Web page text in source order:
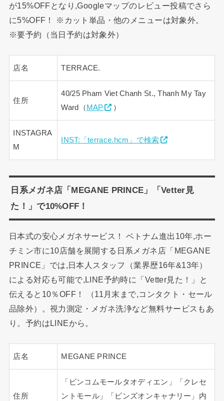
が15%OFFとなり,Googleマップのレビュー投稿でさら
に5%OFF！ ※カット単品・他のメニューは対象外。
※要予約（当日予約は対象外）
店名 TERRACE.
住所
40/25 Pham Viet Chanh St., Thanh My Tay
Ward（ MAP ）
INSTAGRA
M
INST:「terrace.hcm」で検索
日系メガネ店「MEGANE PRINCE」「Vetter見
た！」で10%OFF！
日本式の安心メガネサービス！ ベトナム進出10年,ホー
チミン市に10店舗を展開する日系メガネ店「MEGANE
PRINCE」では,日本人スタッフ（業界歴16年&13年）
による対応も可能で,LINE予約時に「Vetter見た！」と
伝えると10％OFF！ （11月末まで,コンタクト・セール
品除外）。視力測定・メガネ洗浄など無料サービスもあ
り。予約はLINEから。
店名 MEGANE PRINCE
住所
「ビンコムモールタオディエン」「クレセ
ントモール」「ビンズオンキャナリー」内